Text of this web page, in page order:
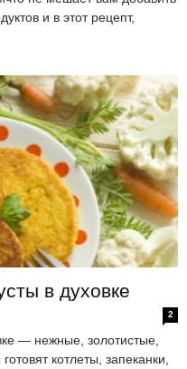
и в этот рецепт,
в духовке
2
— нежные, золотистые,
котлеты, запеканки,